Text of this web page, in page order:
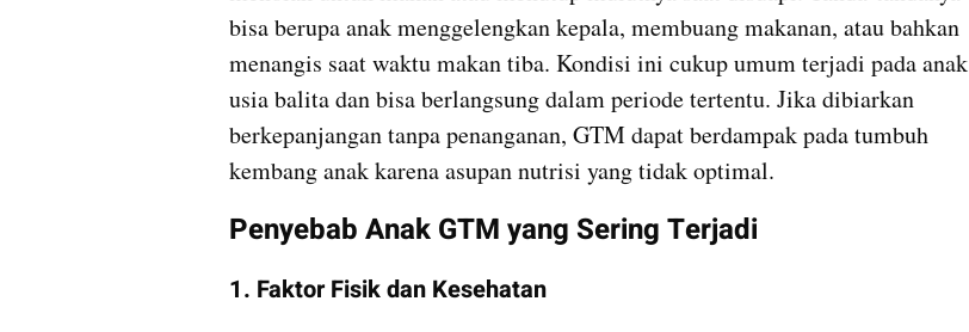
bisa berupa anak menggelengkan kepala, membuang makanan, atau bahkan
menangis saat waktu makan tiba. Kondisi ini cukup umum terjadi pada anak
usia balita dan bisa berlangsung dalam periode tertentu. Jika dibiarkan
berkepanjangan tanpa penanganan, GTM dapat berdampak pada tumbuh
kembang anak karena asupan nutrisi yang tidak optimal.
Penyebab Anak GTM yang Sering Terjadi
1. Faktor Fisik dan Kesehatan